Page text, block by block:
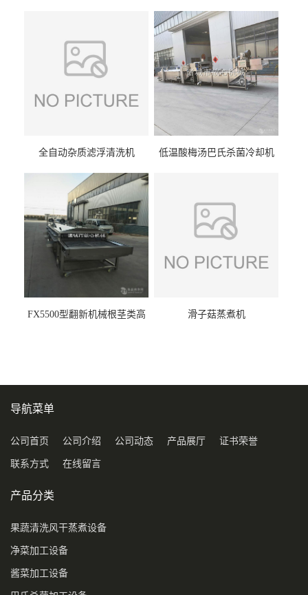
全自动杂质滤浮清洗机 低温酸梅汤巴氏杀菌冷却机
FX5500型翻新机械根茎类高
滑子菇蒸煮机
导航菜单
公司首页 公司介绍 公司动态 产品展厅 证书荣誉
联系方式 在线留言
产品分类
果蔬清洗风干蒸煮设备
净菜加工设备
酱菜加工设备